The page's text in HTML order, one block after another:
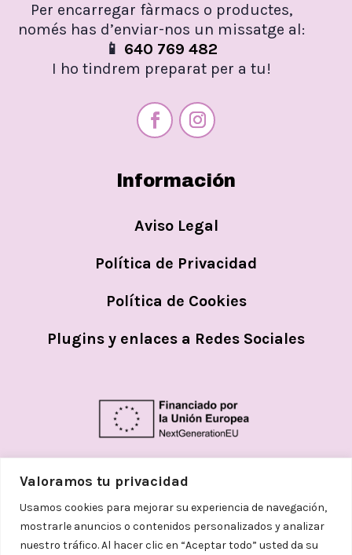
Valoramos tu privacidad
Usamos cookies para mejorar su experiencia de navegación,
mostrarle anuncios o contenidos personalizados y analizar
nuestro tráfico. Al hacer clic en “Aceptar todo” usted da su
Per encarregar fàrmacs o productes,
només has d’enviar-nos un missatge al:
📱 640 769 482
I ho tindrem preparat per a tu!
Información
Aviso Legal
Política de Privacidad
Política de Cookies
Plugins y enlaces a Redes Sociales